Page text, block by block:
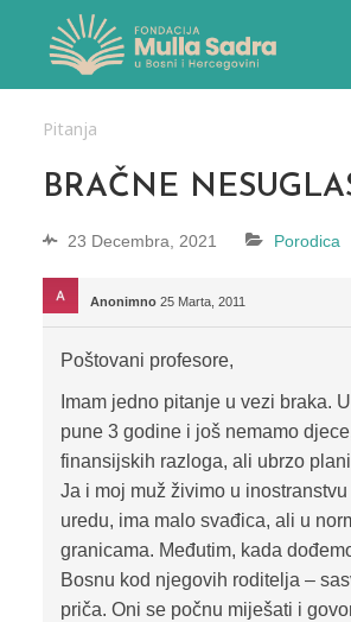
Pitanja
BRAČNE
23 Decembra, 2021 Porodica
Anonimno 25 Marta, 2011
Poštovani profesore,
Imam jedno pitanje u vezi braka.
pune 3 godine i još nemamo
finansijskih razloga, ali ubrzo
Ja i moj muž živimo u
uredu, ima malo svađica, ali u
granicama. Međutim, kada
Bosnu kod njegovih roditelja –
priča. Oni se počnu miješati i